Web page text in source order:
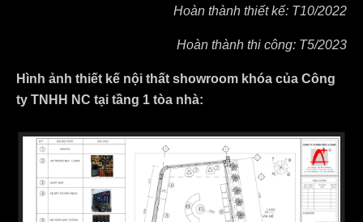
Hoàn thành thiết kế: T10/2022
Hoàn thành thi công: T5/2023
Hình ảnh thiết kế nội thất showroom khóa của Công
ty TNHH NC tại tầng 1 tòa nhà: